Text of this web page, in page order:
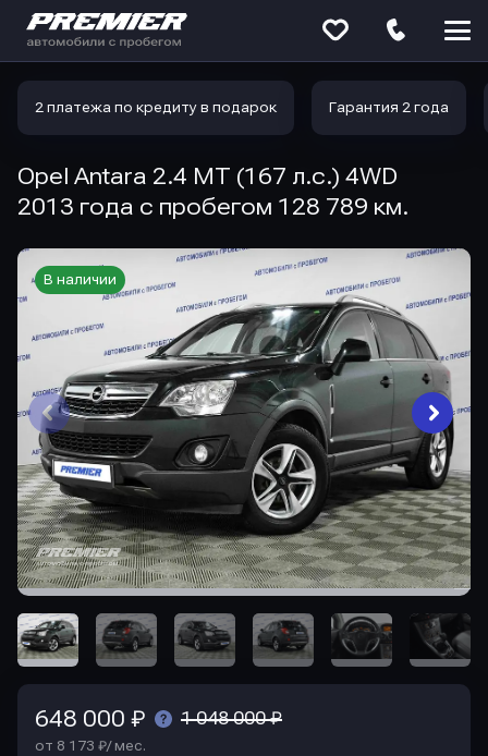
2 платежа по кредиту в подарок Гарантия 2 года
Opel Antara 2.4 MT (167 л.с.) 4WD
2013 года с пробегом 128 789 км.
В наличии
648 000 ₽ 1 048 000 ₽
от 8 173 ₽/ мес.